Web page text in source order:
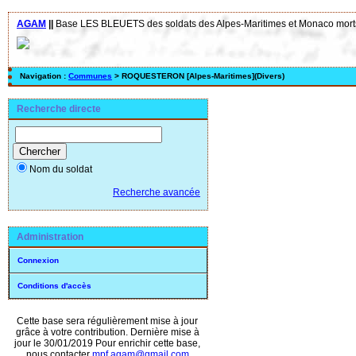
AGAM Base LES BLEUETS des soldats des Alpes-Maritimes et Monaco
Navigation : Communes > ROQUESTERON [Alpes-Maritimes](Divers)
Recherche directe
Nom du soldat
Recherche avancée
Administration
Connexion
Conditions d'accès
Cette base sera régulièrement mise à jour
grâce à votre contribution. Dernière mise à
jour le 30/01/2019 Pour enrichir cette base,